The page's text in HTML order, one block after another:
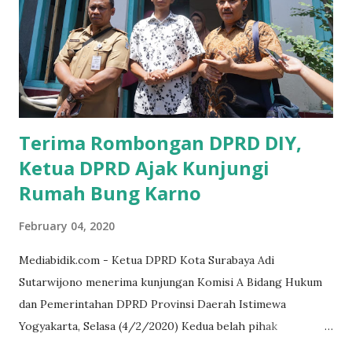
UMKM, karena sebenarnya jika Pemprov serius
memberikan sosialisasi sampai ke tingkat desa,maka saya
yakin masyarakat sangat senang sekali," ucap pria yang
akrab dipanggil Gus Udin tersebut. Apalagi menyambut
MEA, seharusnya pelaku UMKM sudah mengerti kalau ada
dana pinjaman unt...
Terima Rombongan DPRD DIY,
Ketua DPRD Ajak Kunjungi
Rumah Bung Karno
February 04, 2020
Mediabidik.com - Ketua DPRD Kota Surabaya Adi
Sutarwijono menerima kunjungan Komisi A Bidang Hukum
dan Pemerintahan DPRD Provinsi Daerah Istimewa
Yogyakarta, Selasa (4/2/2020) Kedua belah pihak